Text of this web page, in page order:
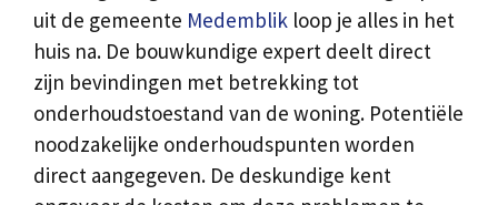
uit de gemeente Medemblik loop je alles in het
huis na. De bouwkundige expert deelt direct
zijn bevindingen met betrekking tot
onderhoudstoestand van de woning. Potentiële
noodzakelijke onderhoudspunten worden
direct aangegeven. De deskundige kent